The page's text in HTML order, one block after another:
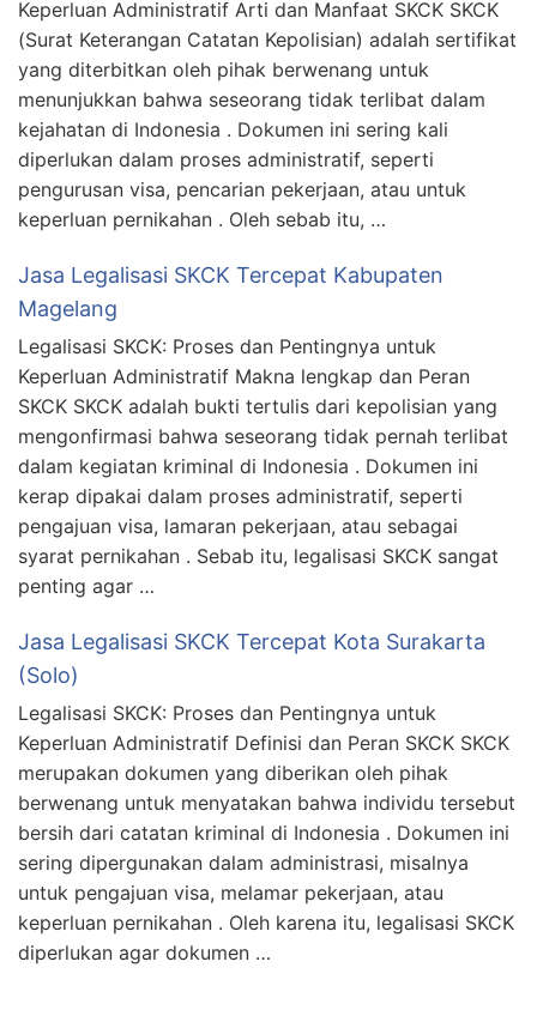
Keperluan Administratif Arti dan Manfaat SKCK SKCK
(Surat Keterangan Catatan Kepolisian) adalah sertifikat
yang diterbitkan oleh pihak berwenang untuk
menunjukkan bahwa seseorang tidak terlibat dalam
kejahatan di Indonesia . Dokumen ini sering kali
diperlukan dalam proses administratif, seperti
pengurusan visa, pencarian pekerjaan, atau untuk
keperluan pernikahan . Oleh sebab itu, …
Jasa Legalisasi SKCK Tercepat Kabupaten
Magelang
Legalisasi SKCK: Proses dan Pentingnya untuk
Keperluan Administratif Makna lengkap dan Peran
SKCK SKCK adalah bukti tertulis dari kepolisian yang
mengonfirmasi bahwa seseorang tidak pernah terlibat
dalam kegiatan kriminal di Indonesia . Dokumen ini
kerap dipakai dalam proses administratif, seperti
pengajuan visa, lamaran pekerjaan, atau sebagai
syarat pernikahan . Sebab itu, legalisasi SKCK sangat
penting agar …
Jasa Legalisasi SKCK Tercepat Kota Surakarta
(Solo)
Legalisasi SKCK: Proses dan Pentingnya untuk
Keperluan Administratif Definisi dan Peran SKCK SKCK
merupakan dokumen yang diberikan oleh pihak
berwenang untuk menyatakan bahwa individu tersebut
bersih dari catatan kriminal di Indonesia . Dokumen ini
sering dipergunakan dalam administrasi, misalnya
untuk pengajuan visa, melamar pekerjaan, atau
keperluan pernikahan . Oleh karena itu, legalisasi SKCK
diperlukan agar dokumen …